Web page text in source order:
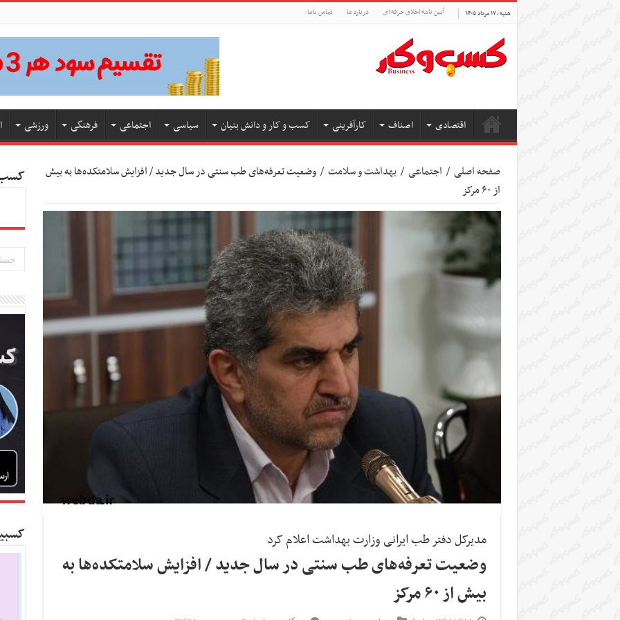
شنبه , ۱۷ مرداد ۱۴۰۵ آیین نامه اخلاق حرفه ای درباره ما تماس باما
اقتصادی اصناف کارآفرینی کسب و کار و دانش بنیان سیاسی اجتماعی فرهنگی ورزشی
صفحه اصلی / اجتماعی / بهداشت و سلامت / وضعیت تعرفه‌های طب سنتی در سال جدید / افزایش سلامتکده‌ها به بیش
از ۶۰ مرکز
مدیرکل دفتر طب ایرانی وزارت بهداشت اعلام کرد
وضعیت تعرفه‌های طب سنتی در سال جدید / افزایش سلامتکده‌ها به
بیش از ۶۰ مرکز
کسب